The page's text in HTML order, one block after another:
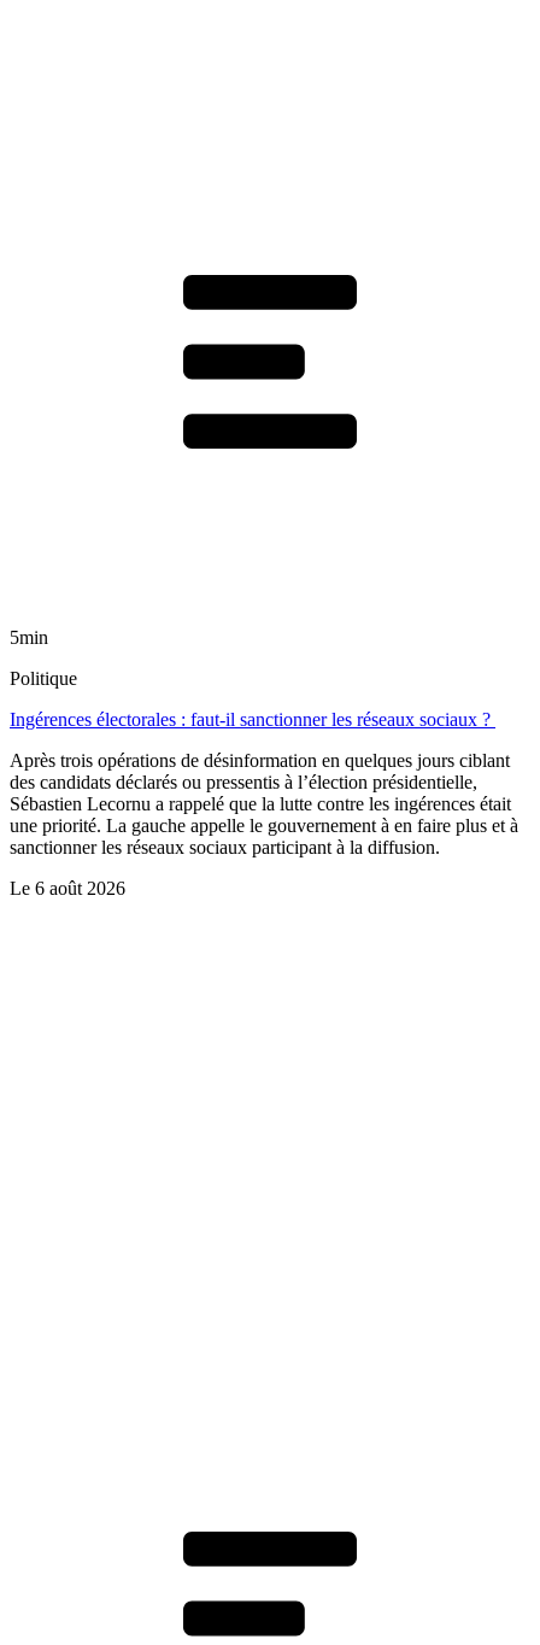
5min
Politique
Ingérences électorales : faut-il sanctionner les réseaux sociaux ?
Après trois opérations de désinformation en quelques jours ciblant
des candidats déclarés ou pressentis à l’élection présidentielle,
Sébastien Lecornu a rappelé que la lutte contre les ingérences était
une priorité. La gauche appelle le gouvernement à en faire plus et à
sanctionner les réseaux sociaux participant à la diffusion.
Le 6 août 2026